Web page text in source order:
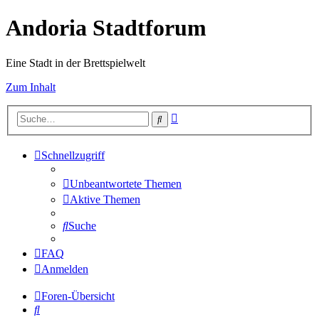
Andoria Stadtforum
Eine Stadt in der Brettspielwelt
Zum Inhalt
Suche
Schnellzugriff
Unbeantwortete Themen
Aktive Themen
Suche
FAQ
Anmelden
Foren-Übersicht
Suche